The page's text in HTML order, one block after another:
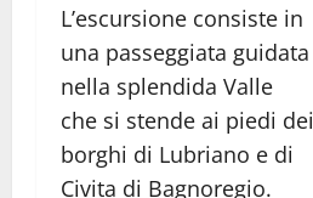
L’escursione consiste in
una passeggiata guidata
nella splendida Valle
che si stende ai piedi dei
borghi di Lubriano e di
Civita di Bagnoregio.